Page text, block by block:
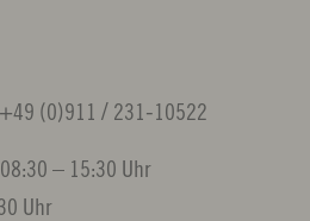
(0)911 / 231-10522
– 15:30 Uhr
Uhr